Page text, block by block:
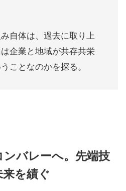
自体は、過去に取り上
企業と地域が共存共栄
ことなのかを探る。
バレーへ。先端技
を績ぐ